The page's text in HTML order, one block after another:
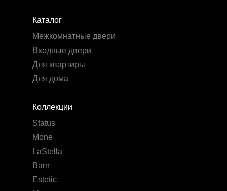
Коллекции
Status
Mone
LaStella
Barn
Estetic
Каталог
Межкомнатные двери
Входные двери
Для квартиры
Для дома